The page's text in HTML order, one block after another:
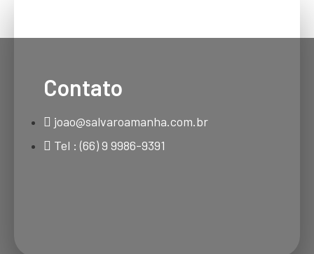
Contato
joao@salvaroamanha.com.br
Tel : (66) 9 9986-9391